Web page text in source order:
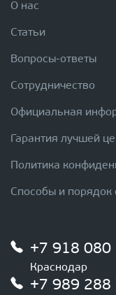
О нас
Статьи
Вопросы-ответы
Сотрудничество
Официальная
Гарантия лучшей
Политика
Способы и порядок
+7 918 080
Краснодар
+7 989 288